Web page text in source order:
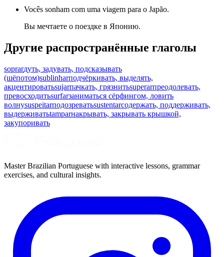
Vocês sonham com uma viagem para o Japão.
Вы мечтаете о поездке в Японию.
Другие распространённые глаголы
soprarдуть, задувать, подсказывать
(шёпотом)sublinharподчёркивать, выделять,
акцентироватьsujarпачкать, грязнитьsuperarпреодолевать,
превосходитьsurfarзаниматься сёрфингом, ловить
волнуsuspeitarподозреватьsustentarсодержать, поддерживать,
выдерживатьtamparнакрывать, закрывать крышкой,
закупоривать
Master Brazilian Portuguese with interactive lessons, grammar
exercises, and cultural insights.